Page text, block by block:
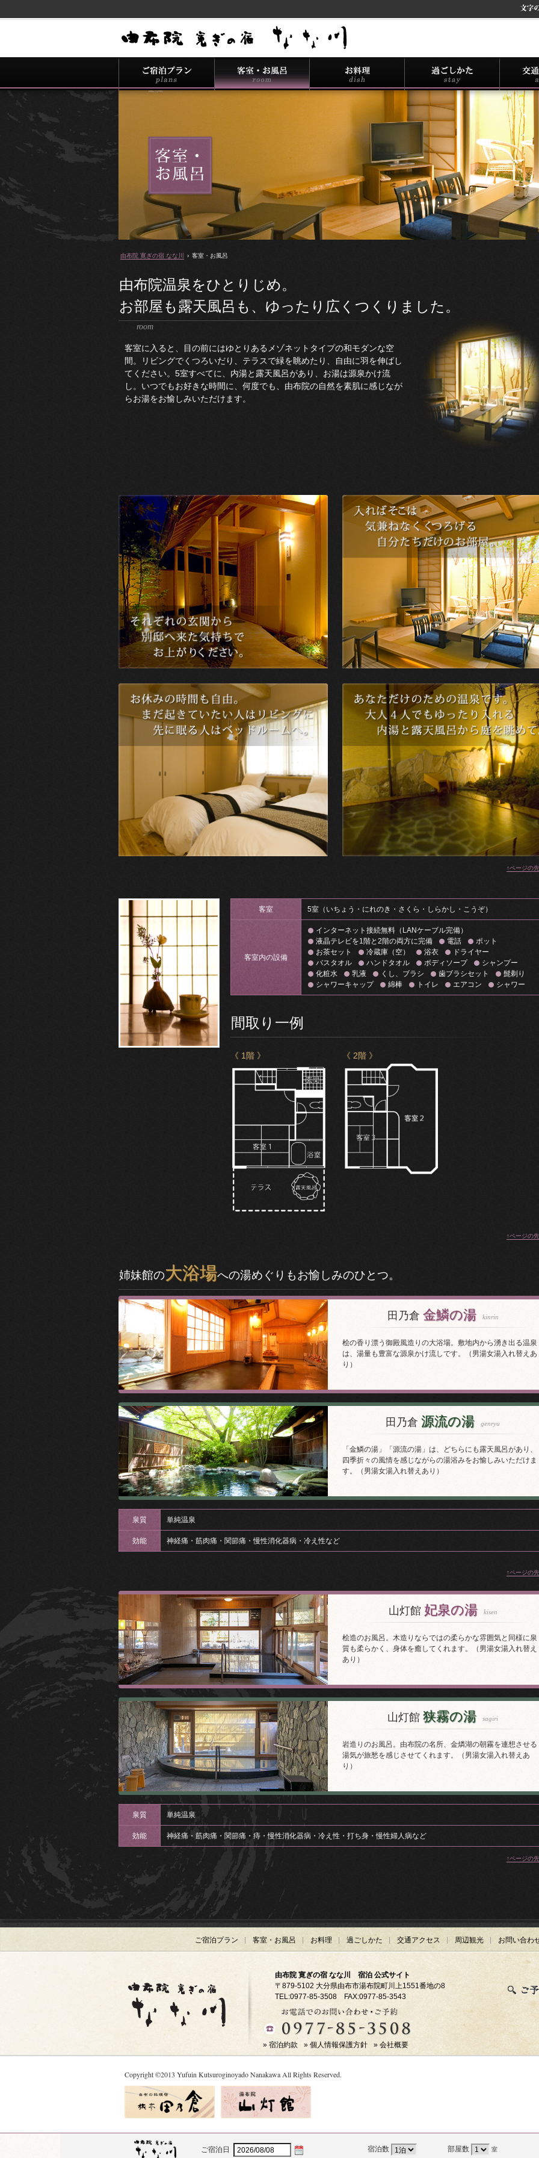
由布院 寛ぎの宿 なな川 › 客室・お風呂
由布院温泉をひとりじめ。
お部屋も露天風呂も、ゆったり広くつくりました。
room
客室に入ると、目の前にはゆとりあるメゾネットタイプの和モダンな空
間。リビングでくつろいだり、テラスで緑を眺めたり、自由に羽を伸ばし
てください。5室すべてに、内湯と露天風呂があり、お湯は源泉かけ流
し。いつでもお好きな時間に、何度でも、由布院の自然を素肌に感じなが
らお湯をお愉しみいただけます。
↑ページの
客室 5室（いちょう・にれのき・さくら・しらかし・こうぞ）
客室内の設備
インターネット接続無料（LANケーブル完備）
液晶テレビを1階と2階の両方に完備
電話
ポット
お茶セット
冷蔵庫（空） 浴衣
ドライヤー
バスタオル
ハンドタオル ボディソープ
シャンプー
化粧水
乳液 くし、ブラシ 歯ブラシセット
髭剃り
シャワーキャップ
綿棒 トイレ エアコン シャワー
間取り一例
《 1階 》 《 2階 》
↑ページの
姉妹館の大浴場への湯めぐりもお愉しみのひとつ。
田乃倉 金鱗の湯 kinrin
桧の香り漂う御殿風造りの大浴場。敷地内から湧き出る温泉
は、湯量も豊富な源泉かけ流しです。（男湯女湯入れ替えあ
り）
田乃倉 源流の湯 genryu
「金鱗の湯」「源流の湯」は、どちらにも露天風呂があり、
四季折々の風情を感じながらの湯浴みをお愉しみいただけま
す。（男湯女湯入れ替えあり）
泉質 単純温泉
効能 神経痛・筋肉痛・関節痛・慢性消化器病・冷え性など
↑ページの
山灯館 妃泉の湯 kisen
桧造のお風呂。木造りならではの柔らかな雰囲気と同様に泉
質も柔らかく、身体を癒してくれます。（男湯女湯入れ替え
あり）
山灯館 狭霧の湯 sagiri
岩造りのお風呂。由布院の名所、金燐湖の朝霧を連想させる
湯気が旅愁を感じさせてくれます。（男湯女湯入れ替えあ
り）
泉質 単純温泉
効能 神経痛・筋肉痛・関節痛・痔・慢性消化器病・冷え性・打ち身・慢性婦人病など
↑ページの
ご宿泊プラン 客室・お風呂 お料理 過ごしかた 交通アクセス 周辺観光 お問い合わ
由布院 寛ぎの宿 なな川 宿泊 公式サイト
〒879-5102 大分県由布市湯布院町川上1551番地の8
TEL:0977-85-3508 FAX:0977-85-3543
» 宿泊約款 » 個人情報保護方針 » 会社概要
Copyright©2013 Yufuin Kutsuroginoyado Nanakawa All Rights Reserved.
ご宿泊日 宿泊数 部屋数 室